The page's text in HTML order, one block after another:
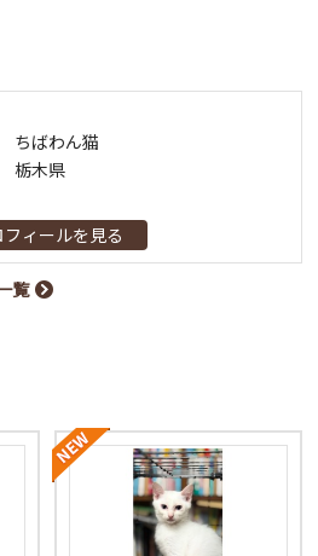
ちばわん猫
栃木県
フィールを見る
覧